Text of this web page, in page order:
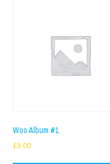
Woo Album #1
£9.00